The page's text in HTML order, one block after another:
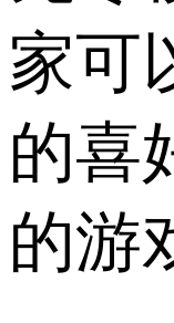
家可
的喜
的游